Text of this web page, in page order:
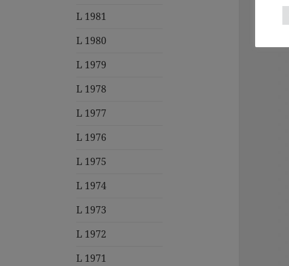
L 1981
L 1980
L 1979
L 1978
L 1977
L 1976
L 1975
L 1974
L 1973
L 1972
L 1971